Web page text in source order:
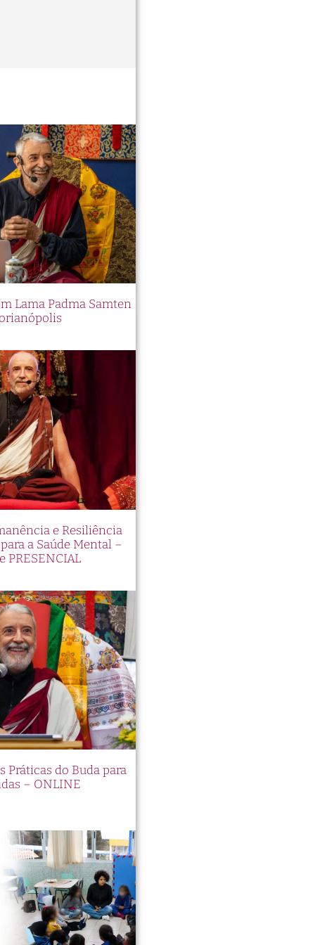
Lama Padma Samten
e Resiliência
a Saúde Mental –
PRESENCIAL
Práticas do Buda para
– ONLINE